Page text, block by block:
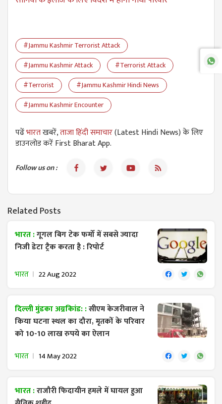
#Jammu Kashmir Terrorist Attack
#Jammu Kashmir Attack
#Terrorist Attack
#Terrorist
#Jammu Kashmir Hindi News
#Jammu Kashmir Encounter
पढेंभारतखबरें,ताजा हिंदी समाचार(Latest Hindi News) के लिए
डाउनलोड करें First Bharat App.
Follow us on :
Related Posts
भारत :गूगल बिग टेक फर्मो में सबसे ज्यादा
निजी डेटा ट्रैक करता है : रिपोर्ट
भारत 22 Aug 2022
दिल्ली मुंडका अग्नकिांड: :सीएम केजरीवाल ने
किया घटना स्थल का दौरा, मृतकों के परिवार
को 10-10 लाख रुपये का ऐलान
भारत 14 May 2022
भारत :राजौरी फिदायीन हमले में घायल हुआ